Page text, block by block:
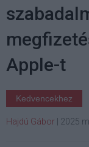
Apple-t
Kedvencekhez
Hajdú Gábor 2025